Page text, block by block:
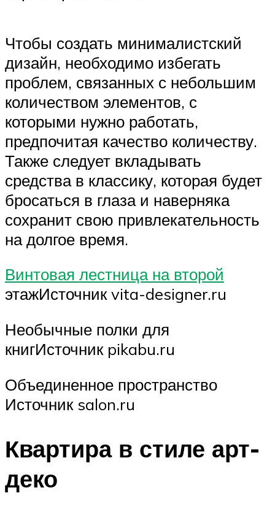
Чтобы создать минималистский
дизайн, необходимо избегать
проблем, связанных с небольшим
количеством элементов, с
которыми нужно работать,
предпочитая качество количеству.
Также следует вкладывать
средства в классику, которая будет
бросаться в глаза и наверняка
сохранит свою привлекательность
на долгое время.
Винтовая лестница на второй
этажИсточник vita-designer.ru
Необычные полки для
книгИсточник pikabu.ru
Объединенное пространство
Источник salon.ru
Квартира в стиле арт-
деко